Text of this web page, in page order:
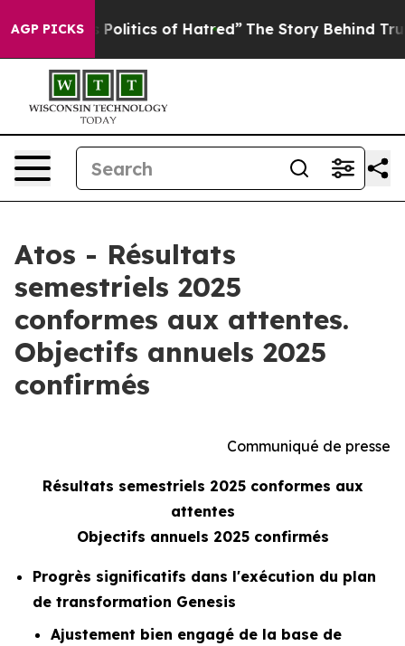
AGP PICKSof Hatred” The Story Behind Trump’s Terrible
Atos - Résultats
semestriels 2025
conformes aux attentes.
Objectifs annuels 2025
confirmés
Communiqué de presse
Résultats semestriels 2025 conformes aux
attentes
Objectifs annuels 2025 confirmés
Progrès significatifs dans l'exécution du plan
de transformation Genesis
Ajustement bien engagé de la base de